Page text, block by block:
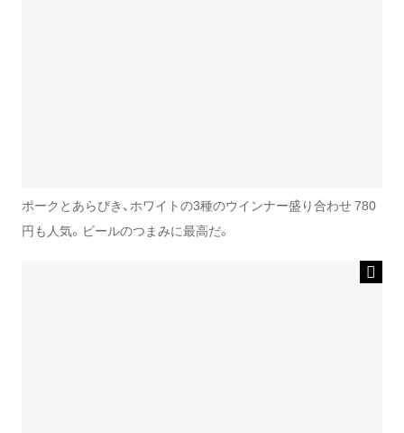
ポークとあらびき、ホワイトの3種のウインナー盛り合わせ 780
円も人気。ビールのつまみに最高だ。